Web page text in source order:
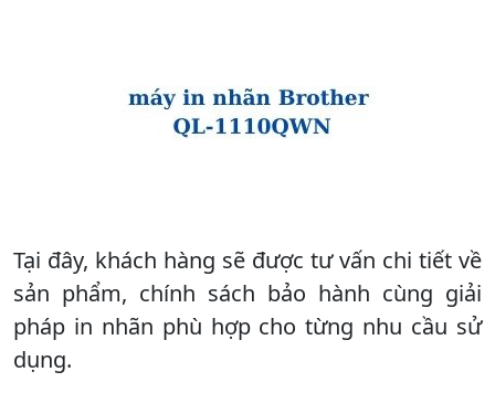
Tại đây, khách hàng sẽ được tư vấn chi tiết về
sản phẩm, chính sách bảo hành cùng giải
pháp in nhãn phù hợp cho từng nhu cầu sử
dụng.